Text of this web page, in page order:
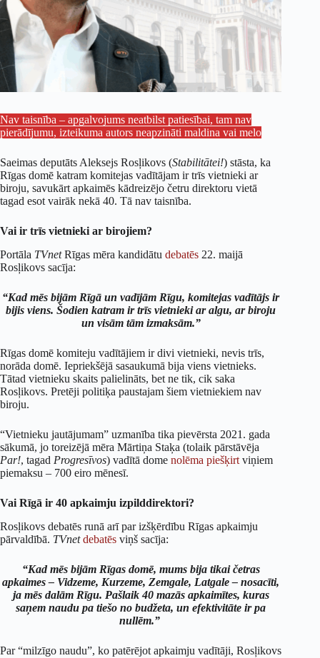
Nav taisnība – apgalvojums neatbilst patiesībai, tam nav
pierādījumu, izteikuma autors neapzināti maldina vai melo
Saeimas deputāts Aleksejs Rosļikovs (Stabilitātei!) stāsta, ka
Rīgas domē katram komitejas vadītājam ir trīs vietnieki ar
biroju, savukārt apkaimēs kādreizējo četru direktoru vietā
tagad esot vairāk nekā 40. Tā nav taisnība.
Vai ir trīs vietnieki ar birojiem?
Portāla TVnetRīgas mēra kandidātu debatēs 22. maijā
Rosļikovs sacīja:
“Kad mēs bijām Rīgā un vadījām Rīgu, komitejas vadītājs ir
bijis viens. Šodien katram ir trīs vietnieki ar algu, ar biroju
un visām tām izmaksām.”
Rīgas domē komiteju vadītājiem ir divi vietnieki, nevis trīs,
norāda domē. Iepriekšējā sasaukumā bija viens vietnieks.
Tātad vietnieku skaits palielināts, bet ne tik, cik saka
Rosļikovs. Pretēji politiķa paustajam šiem vietniekiem nav
biroju.
“Vietnieku jautājumam” uzmanība tika pievērsta 2021. gada
sākumā, jo toreizējā mēra Mārtiņa Staķa (tolaik pārstāvēja
Par!, tagad Progresīvos) vadītā dome nolēma piešķirt viņiem
piemaksu – 700 eiro mēnesī.
Vai Rīgā ir 40 apkaimju izpilddirektori?
Rosļikovs debatēs runā arī par izšķērdību Rīgas apkaimju
pārvaldībā. TVnet debatēs viņš sacīja:
“Kad mēs bijām Rīgas domē, mums bija tikai četras
apkaimes – Vidzeme, Kurzeme, Zemgale, Latgale – nosacīti,
ja mēs dalām Rīgu. Pašlaik 40 mazās apkaimītes, kuras
saņem naudu pa tiešo no budžeta, un efektivitāte ir pa
nullēm.”
Par “milzīgo naudu”, ko patērējot apkaimju vadītāji, Rosļikovs